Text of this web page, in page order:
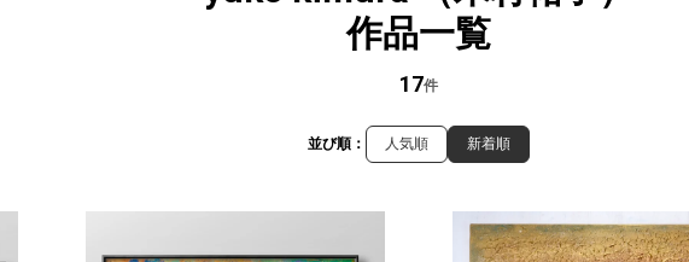
作品一覧
17件
並び順： 人気順 新着順